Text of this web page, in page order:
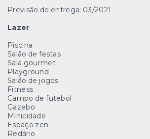
Previsão de entrega: 03/2021
Lazer
Piscina
Salão de festas
Sala gourmet
Playground
Salão de jogos
Fitness
Campo de futebol
Gazebo
Minicidade
Espaço zen
Redário